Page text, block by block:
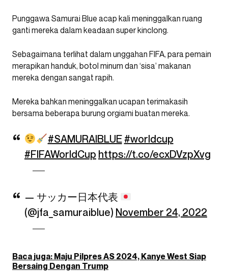
Punggawa Samurai Blue acap kali meninggalkan ruang
ganti mereka dalam keadaan super kinclong.
Sebagaimana terlihat dalam unggahan FIFA, para pemain
merapikan handuk, botol minum dan ‘sisa’ makanan
mereka dengan sangat rapih.
Mereka bahkan meninggalkan ucapan terimakasih
bersama beberapa burung orgiami buatan mereka.
#SAMURAIBLUE#worldcup
#FIFAWorldCup https://t.co/ecxDVzpXvg
— サッカー日本代表
(@jfa_samuraiblue) November 24, 2022
Baca juga: Maju Pilpres AS 2024, Kanye West Siap
Bersaing Dengan Trump